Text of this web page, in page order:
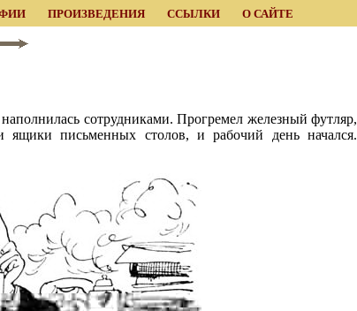
ПРОИЗВЕДЕНИЯ ССЫЛКИ О САЙТЕ
сотрудниками. Прогремел железный футляр,
ящики письменных столов, и рабочий день начался.